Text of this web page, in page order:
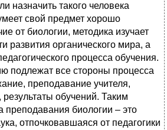
назначить такого человека
свой предмет хорошо
от биологии, методика изучает
развития органического мира, а
процесса обучения.
подлежат все стороны процесса
преподавание учителя,
обучений. Таким
преподавания биологии – это
отпочковавшаяся от педагогики